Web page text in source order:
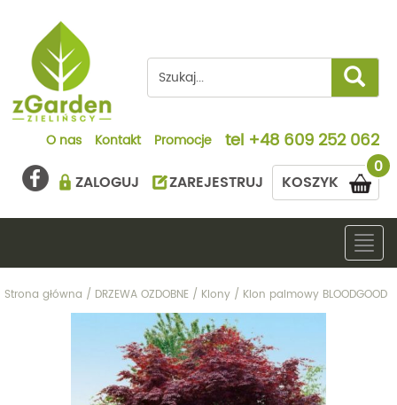
O nas Kontakt Promocje tel +48 609 252 062
0
KOSZYK
ZALOGUJ ZAREJESTRUJ
Strona główna / DRZEWA OZDOBNE / Klony / Klon palmowy BLOODGOOD